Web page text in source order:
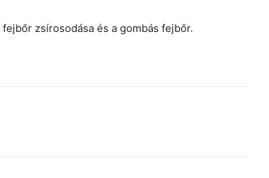
zsírosodása és a gombás fejbőr.